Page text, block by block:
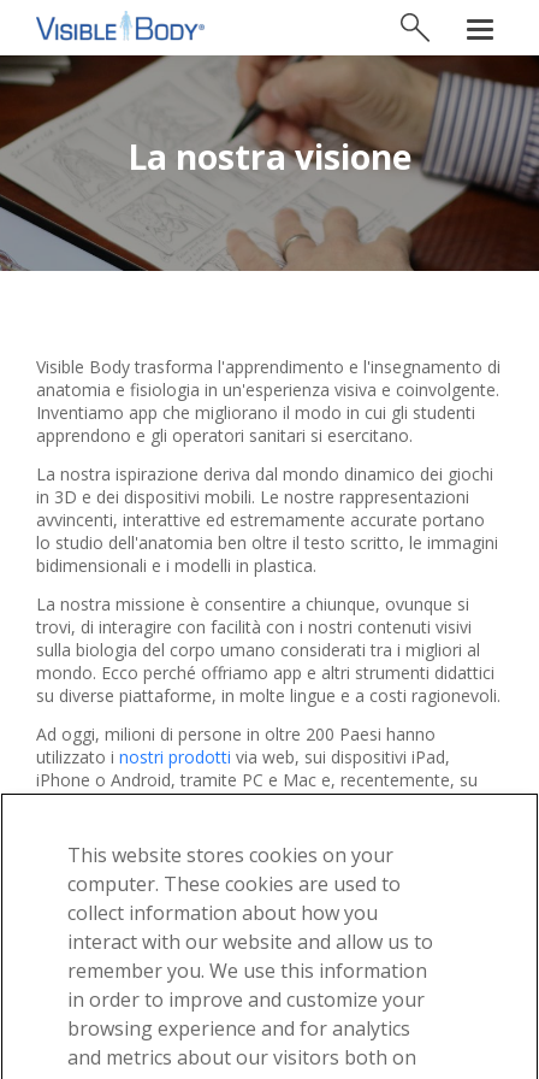
La nostra visione
Visible Body trasforma l'apprendimento e l'insegnamento di
anatomia e fisiologia in un'esperienza visiva e coinvolgente.
Inventiamo app che migliorano il modo in cui gli studenti
apprendono e gli operatori sanitari si esercitano.
La nostra ispirazione deriva dal mondo dinamico dei giochi
in 3D e dei dispositivi mobili. Le nostre rappresentazioni
avvincenti, interattive ed estremamente accurate portano
lo studio dell'anatomia ben oltre il testo scritto, le immagini
bidimensionali e i modelli in plastica.
La nostra missione è consentire a chiunque, ovunque si
trovi, di interagire con facilità con i nostri contenuti visivi
sulla biologia del corpo umano considerati tra i migliori al
mondo. Ecco perché offriamo app e altri strumenti didattici
su diverse piattaforme, in molte lingue e a costi ragionevoli.
Ad oggi, milioni di persone in oltre 200 Paesi hanno
utilizzato i nostri prodotti via web, sui dispositivi iPad,
iPhone o Android, tramite PC e Mac e, recentemente, su
piattaforme emergenti, come i display Sectra e zSpace. Per
a trovarci suFacebook,TwittereYouTube.
Ricevi le nostre fantastiche e-mail sull'anatomia!
This website stores cookies on your
computer. These cookies are used to
collect information about how you
interact with our website and allow us to
remember you. We use this information
in order to improve and customize your
browsing experience and for analytics
and metrics about our visitors both on